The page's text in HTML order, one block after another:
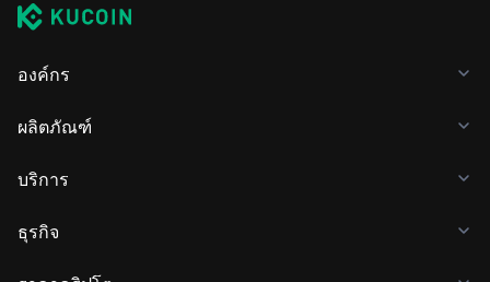
องค์กร
ผลิตภัณฑ์
บริการ
ธุรกิจ